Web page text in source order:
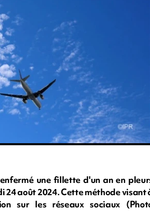
une fillette d'un an en
24 août 2024. Cette méthode visant
sur les réseaux sociaux